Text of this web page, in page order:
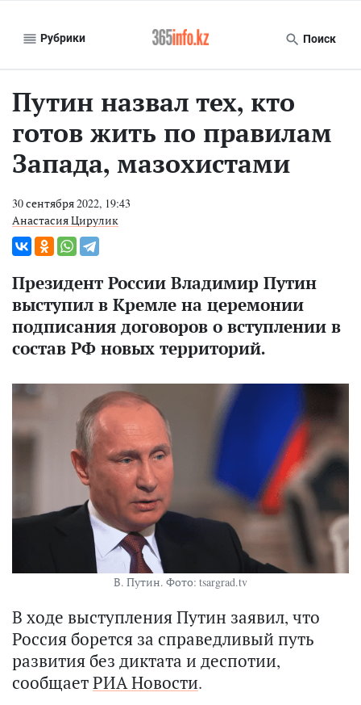
Рубрики Поиск
Путин назвал тех, кто
готов жить по правилам
Запада, мазохистами
30 сентября 2022, 19:43
Анастасия Цирулик
Президент России Владимир Путин
выступил в Кремле на церемонии
подписания договоров о вступлении в
состав РФ новых территорий.
В. Путин. Фото: tsargrad.tv
В ходе выступления Путин заявил, что
Россия борется за справедливый путь
развития без диктата и деспотии,
сообщаетРИА Новости.